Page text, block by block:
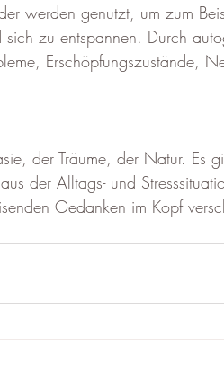
werden genutzt, um zum
zu entspannen. Durch
Erschöpfungszustände,
der Träume, der Natur. Es
der Alltags- und
Gedanken im Kopf